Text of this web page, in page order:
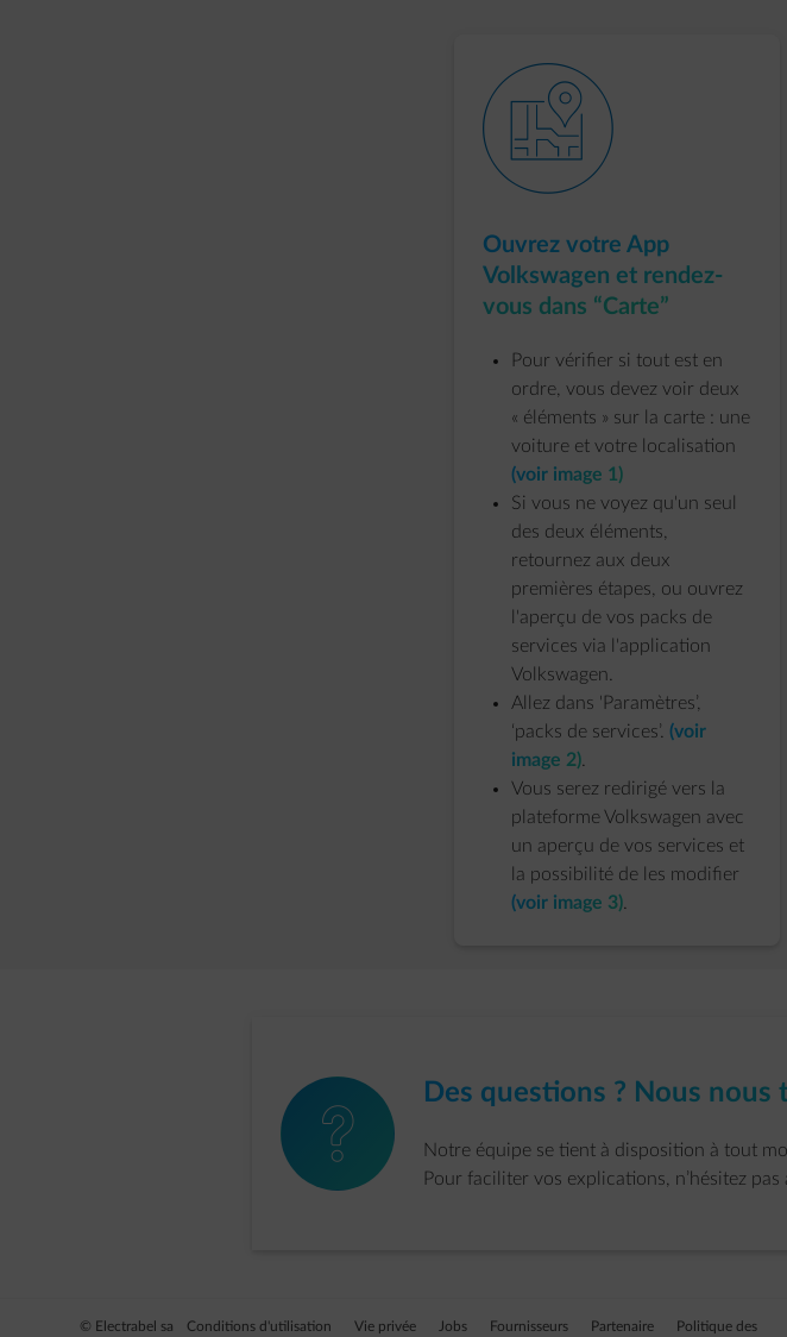
outline-map
Ouvrez votre App
Volkswagen et rendez-
vous dans “Carte”
Pour vérifier si tout est en
ordre, vous devez voir deux
« éléments » sur la carte : une
voiture et votre localisation
(voir image 1)
Si vous ne voyez qu'un seul
des deux éléments,
retournez aux deux
premières étapes, ou ouvrez
l'aperçu de vos packs de
services via l'application
Volkswagen.
Allez dans 'Paramètres’,
‘packs de services’. (voir
image 2).
Vous serez redirigé vers la
plateforme Volkswagen avec
un aperçu de vos services et
la possibilité de les modifier
(voir image 3).
element-question
Des questions ? Nous
Notre équipe se tient à disposition à tout
Pour faciliter vos explications, n’hésitez pas
© Electrabel sa Conditions d'utilisation Vie privée Jobs Fournisseurs Partenaire
Politique des